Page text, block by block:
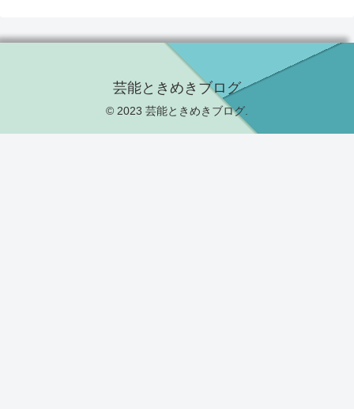
芸能ときめきブログ
© 2023 芸能ときめきブログ.